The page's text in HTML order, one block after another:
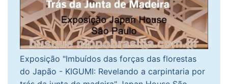
Exposição "Imbuídos das forças das florestas
do Japão - KIGUMI: Revelando a carpintaria por